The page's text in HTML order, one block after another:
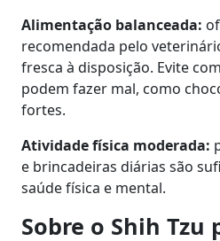
Alimentação balanceada:
recomendada pelo
fresca à disposição. Evite
podem fazer mal, como
fortes.
Atividade física moderada:
e brincadeiras diárias são
saúde física e mental.
Sobre o Shih Tzu